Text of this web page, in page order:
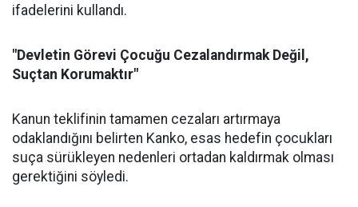
ifadelerini kullandı.
"Devletin Görevi Çocuğu Cezalandırmak Değil,
Suçtan Korumaktır"
Kanun teklifinin tamamen cezaları artırmaya
odaklandığını belirten Kanko, esas hedefin çocukları
suça sürükleyen nedenleri ortadan kaldırmak olması
gerektiğini söyledi.